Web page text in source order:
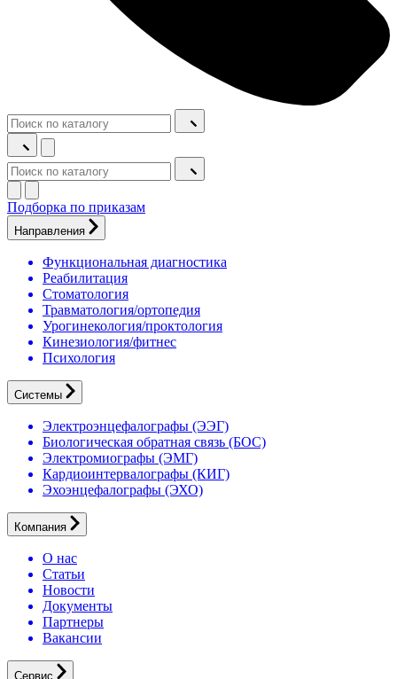
Подборка по приказам
Направления
Функциональная диагностика
Реабилитация
Стоматология
Травматология/ортопедия
Урогинекология/проктология
Кинезиология/фитнес
Психология
Системы
Электроэнцефалографы (ЭЭГ)
Биологическая обратная связь (БОС)
Электромиографы (ЭМГ)
Кардиоинтервалографы (КИГ)
Эхоэнцефалографы (ЭХО)
Компания
О нас
Статьи
Новости
Документы
Партнеры
Вакансии
Сервис